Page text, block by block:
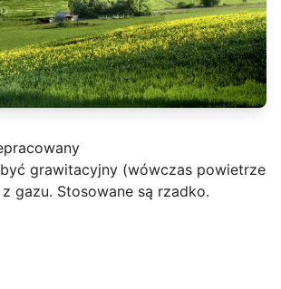
być grawitacyjny (wówczas powietrze
gazu. Stosowane są rzadko.